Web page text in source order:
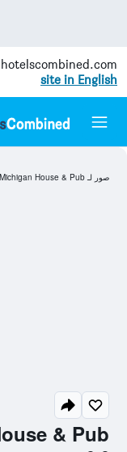
site in English
& Pub
صور لـ Michigan House & Pub